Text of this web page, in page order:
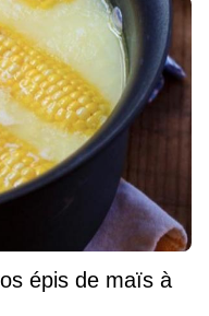
épis de maïs à